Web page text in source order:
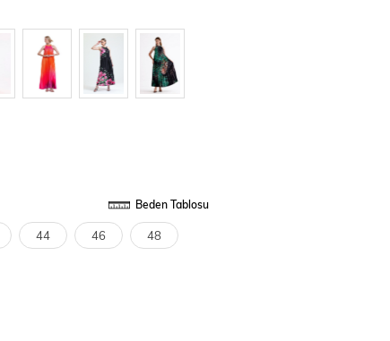
Beden Tablosu
44 46 48